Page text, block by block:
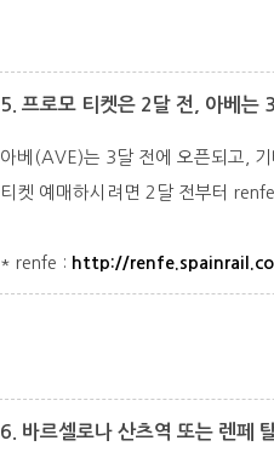
5. 프로모 티켓은 2달 전, 아베는
아베(AVE)는 3달 전에 오픈되고,
티켓 예매하시려면 2달 전부터
* renfe : http://
6. 바르셀로나 산츠역 또는 렌페